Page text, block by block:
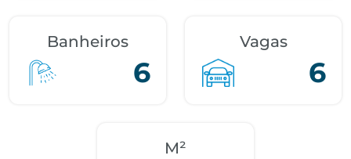
Banheiros
6
Vagas
6
M²